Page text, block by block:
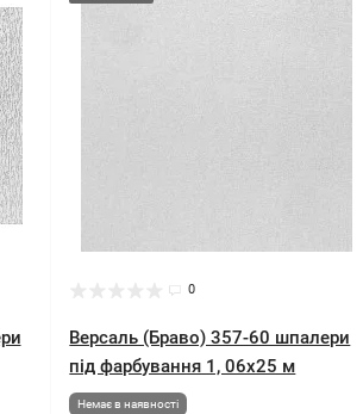
0
Версаль (Браво) 357-60 шпалери
під фарбування 1, 06x25 м
Немає в наявності